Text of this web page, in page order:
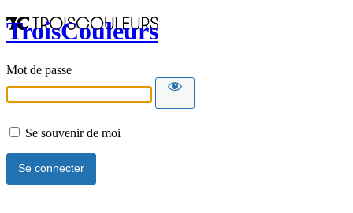
TroisCouleurs
Mot de passe
Se souvenir de moi